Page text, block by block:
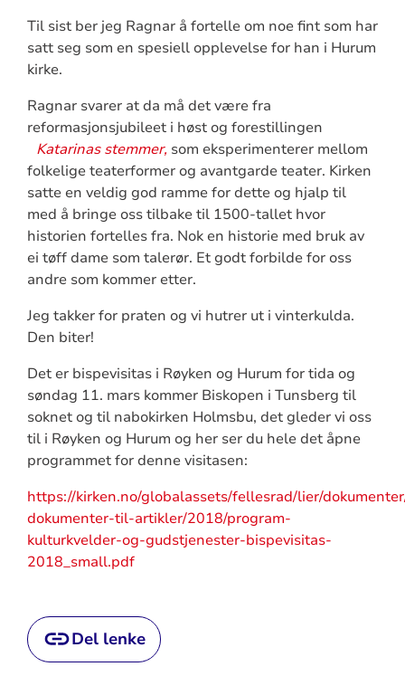
Til sist ber jeg Ragnar å fortelle om noe fint som har
satt seg som en spesiell opplevelse for han i Hurum
kirke.
Ragnar svarer at da må det være fra
reformasjonsjubileet i høst og forestillingen
Katarinas stemmer,som eksperimenterer mellom
folkelige teaterformer og avantgarde teater. Kirken
satte en veldig god ramme for dette og hjalp til
med å bringe oss tilbake til 1500-tallet hvor
historien fortelles fra. Nok en historie med bruk av
ei tøff dame som talerør. Et godt forbilde for oss
andre som kommer etter.
Jeg takker for praten og vi hutrer ut i vinterkulda.
Den biter!
Det er bispevisitas i Røyken og Hurum for tida og
søndag 11. mars kommer Biskopen i Tunsberg til
soknet og til nabokirken Holmsbu, det gleder vi oss
til i Røyken og Hurum og her ser du hele det åpne
programmet for denne visitasen:
https://kirken.no/globalassets/fellesrad/lier/
dokumenter-til-artikler/2018/program-
kulturkvelder-og-gudstjenester-bispevisitas-
2018_small.pdf
Del lenke